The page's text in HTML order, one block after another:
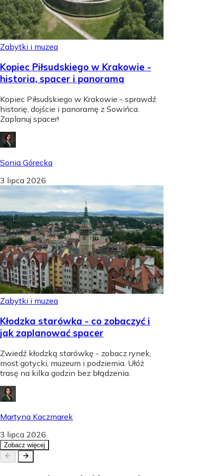
Zabytki i muzea
Kopiec Piłsudskiego w Krakowie -
historia, spacer i panorama
Kopiec Piłsudskiego w Krakowie - sprawdź
historię, dojście i panoramę z Sowińca.
Zaplanuj spacer!
Sonia Górecka
3 lipca 2026
Zabytki i muzea
Kłodzka starówka - co zobaczyć i
jak zaplanować spacer
Zwiedź kłodzką starówkę - zobacz rynek,
most gotycki, muzeum i podziemia. Ułóż
trasę na kilka godzin bez błądzenia.
Martyna Kaczmarek
3 lipca 2026
Zobacz więcej